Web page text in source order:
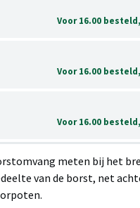
Voor 16.00
Voor 16.00
Voor 16.00
meten bij het
van de borst, net